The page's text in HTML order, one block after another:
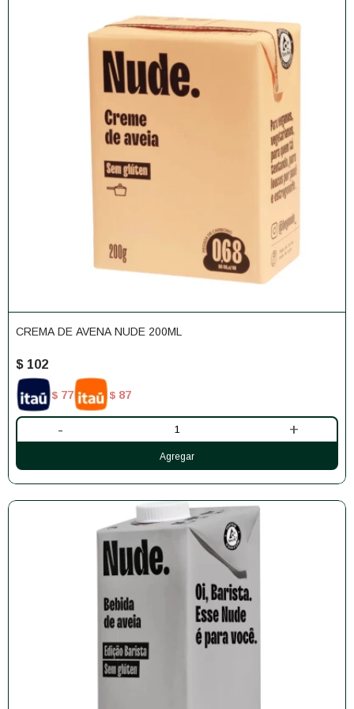
CREMA DE AVENA NUDE 200ML
$ 102
$ 77 $ 87
- +